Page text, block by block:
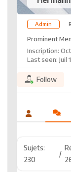
Admin
Prominent
Inscription:
Last seen: Juil
Follow
Sujets:
230
/